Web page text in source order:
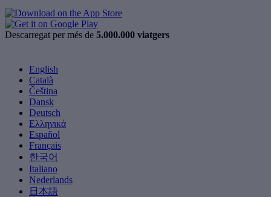
Descarregat per més de 5.000.000 viatgers
English
Català
Čeština
Dansk
Deutsch
Ελληνικά
Español
Français
한국어
Italiano
Nederlands
日本語